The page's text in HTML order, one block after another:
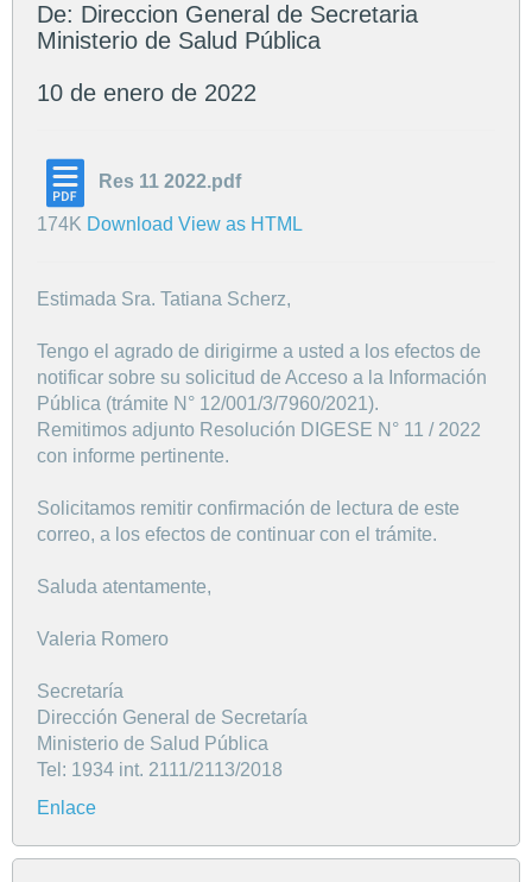
De: Direccion General de Secretaria
Ministerio de Salud Pública
10 de enero de 2022
Res 11 2022.pdf
174K Download View as HTML
Estimada Sra. Tatiana Scherz,
Tengo el agrado de dirigirme a usted a los efectos de
notificar sobre su solicitud de Acceso a la Información
Pública (trámite N° 12/001/3/7960/2021).
Remitimos adjunto Resolución DIGESE N° 11 / 2022
con informe pertinente.
Solicitamos remitir confirmación de lectura de este
correo, a los efectos de continuar con el trámite.
Saluda atentamente,
Valeria Romero
Secretaría
Dirección General de Secretaría
Ministerio de Salud Pública
Tel: 1934 int. 2111/2113/2018
Enlace